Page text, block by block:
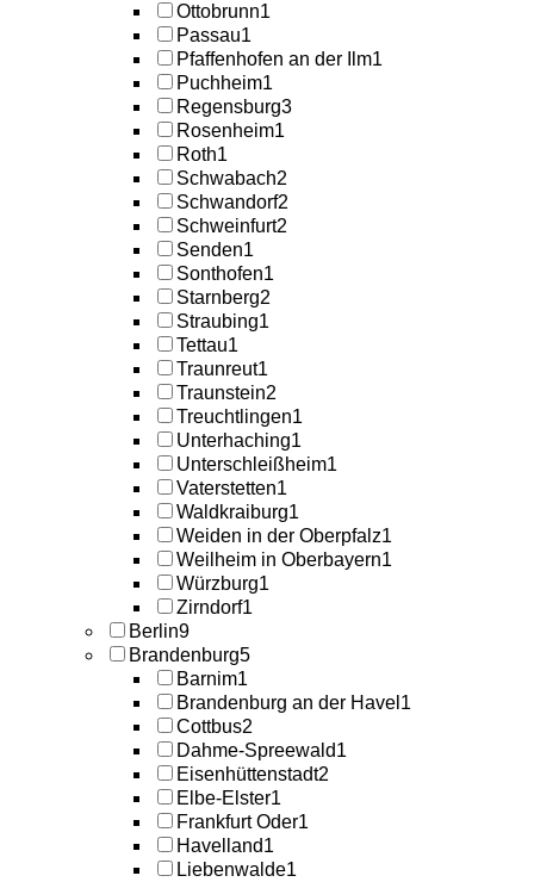
Ottobrunn1
Passau1
Pfaffenhofen an der Ilm1
Puchheim1
Regensburg3
Rosenheim1
Roth1
Schwabach2
Schwandorf2
Schweinfurt2
Senden1
Sonthofen1
Starnberg2
Straubing1
Tettau1
Traunreut1
Traunstein2
Treuchtlingen1
Unterhaching1
Unterschleißheim1
Vaterstetten1
Waldkraiburg1
Weiden in der Oberpfalz1
Weilheim in Oberbayern1
Würzburg1
Zirndorf1
Berlin9
Brandenburg5
Barnim1
Brandenburg an der Havel 1
Cottbus2
Dahme-Spreewald1
Eisenhüttenstadt2
Elbe-Elster1
Frankfurt Oder1
Havelland1
Liebenwalde1